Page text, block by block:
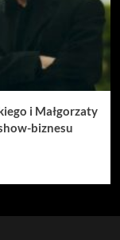
i Małgorzaty
biznesu